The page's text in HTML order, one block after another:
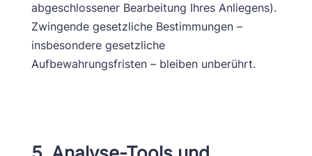
abgeschlossener Bearbeitung Ihres Anliegens).
Zwingende gesetzliche Bestimmungen –
insbesondere gesetzliche
Aufbewahrungsfristen – bleiben unberührt.